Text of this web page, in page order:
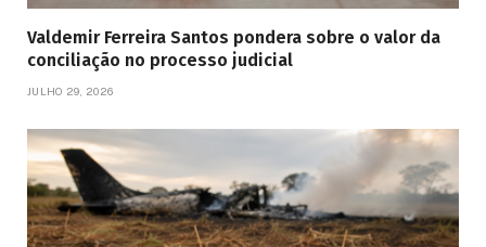
Valdemir Ferreira Santos pondera sobre o valor da
conciliação no processo judicial
JULHO 29, 2026